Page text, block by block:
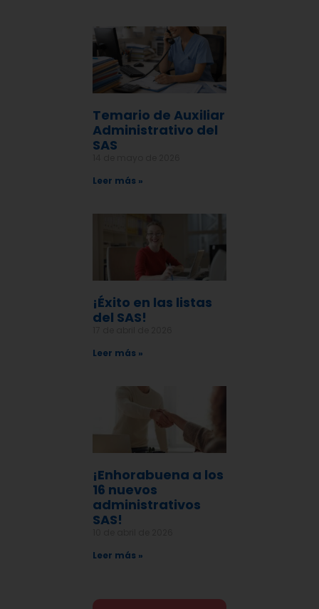
Temario de Auxiliar
Administrativo del
SAS
Leer más »
¡Éxito en las listas
del SAS!
Leer más »
¡Enhorabuena a los
16 nuevos
administrativos
SAS!
Leer más »